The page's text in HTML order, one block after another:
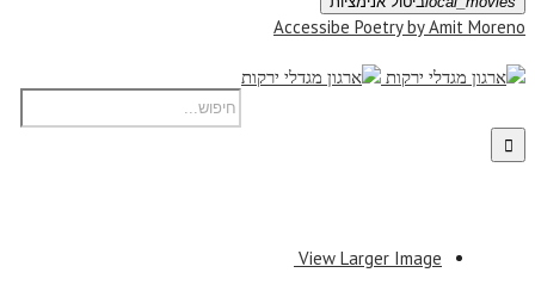
Accessibe Poetry by Amit Moreno
View Larger Image